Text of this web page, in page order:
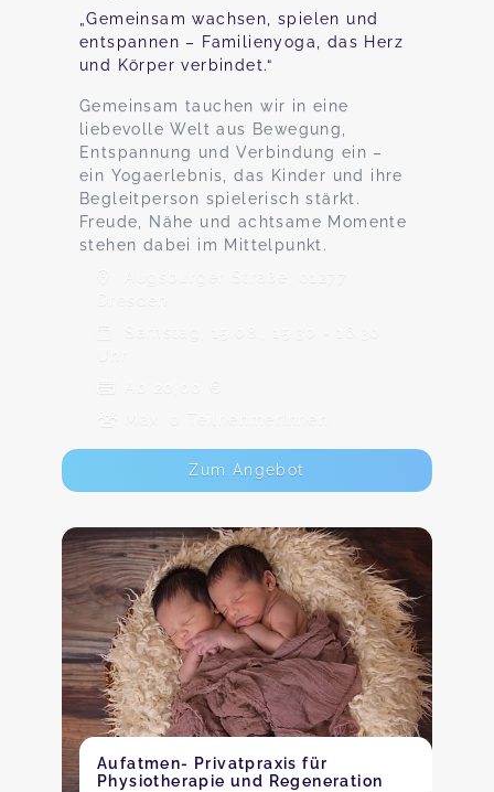
„Gemeinsam wachsen, spielen und
entspannen – Familienyoga, das Herz
und Körper verbindet.“
Gemeinsam tauchen wir in eine
liebevolle Welt aus Bewegung,
Entspannung und Verbindung ein –
ein Yogaerlebnis, das Kinder und ihre
Begleitperson spielerisch stärkt.
Freude, Nähe und achtsame Momente
stehen dabei im Mittelpunkt.
Augsburger Straße, 01277
Dresden
Samstag, 15.08., 15:30 - 16:30
Ab 20,00 €
Max. 0 TeilnehmerInnen
Zum Angebot
Aufatmen- Privatpraxis für
Physiotherapie und Regeneration